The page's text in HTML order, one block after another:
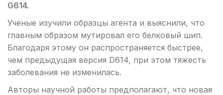
G614.
Ученые изучили образцы агента и выяснили, что
главным образом мутировал его белковый шип.
Благодаря этому он распространяется быстрее,
чем предыдущая версия D614, при этом тяжесть
заболевания не изменилась.
Авторы научной работы предполагают, что новая